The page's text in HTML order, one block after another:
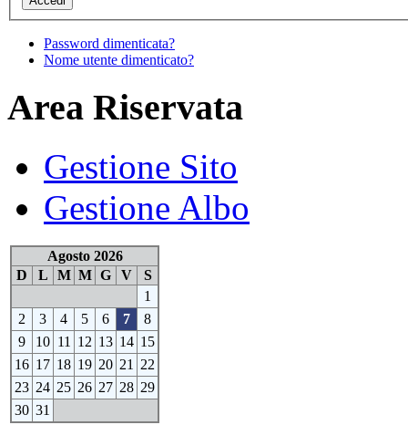
Password dimenticata?
Nome utente dimenticato?
Area Riservata
Gestione Sito
Gestione Albo
Agosto 2026
D
L M M G V
S
1
2
3 4 5 6 7
8
9
10 11 12 13 14 15
16 17 18 19 20 21
22
23 24 25 26 27 28 29
30 31